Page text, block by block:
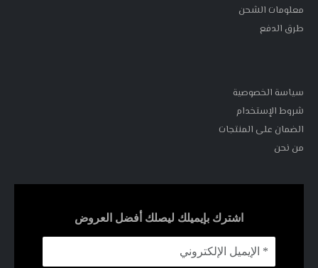
معلومات الشحن
طرق الدفع
سياسة الخصوصية
شروط الإستخدام
الضمان على المنتجات
من نحن
اشترك بإيميلك ليصلك أفضل العروض